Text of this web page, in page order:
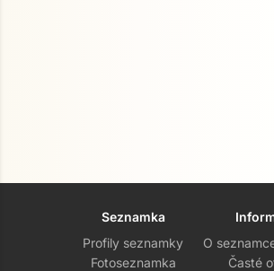
Seznamka
Profily seznamky
Fotoseznamka
O
Časté